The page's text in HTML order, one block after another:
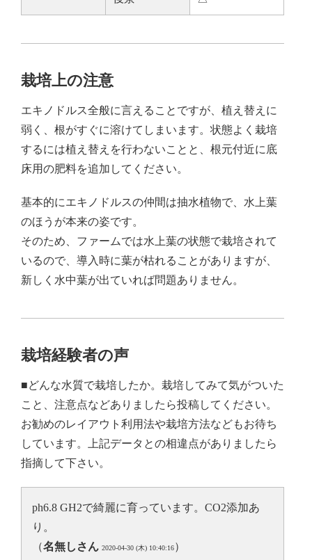
栽培上の注意
エキノドルス全般に言えることですが、植え替えに
弱く、根がすぐに溶けてしまいます。状態よく栽培
するには植え替えを行わないことと、根元付近に底
床用の肥料を追加してください。
基本的にエキノドルスの仲間は抽水植物で、水上葉
のほうが本来の姿です。
そのため、ファームでは水上葉の状態で栽培されて
いるので、導入時に葉が枯れることがありますが、
新しく水中葉が出ていれば問題ありません。
栽培経験者の声
■どんな水質で栽培したか。栽培してみて気がついた
こと、注意点などありましたら投稿してください。
お勧めのレイアウト利用法や栽培方法などもお待ち
しています。上記データとの相違点がありましたら
指摘して下さい。
ph6.8 GH2で綺麗に育っています。CO2添加あ
り。
（名無しさん 2020-04-30 (木) 10:40:16）